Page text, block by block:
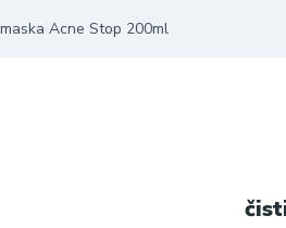
Acne Stop 200ml